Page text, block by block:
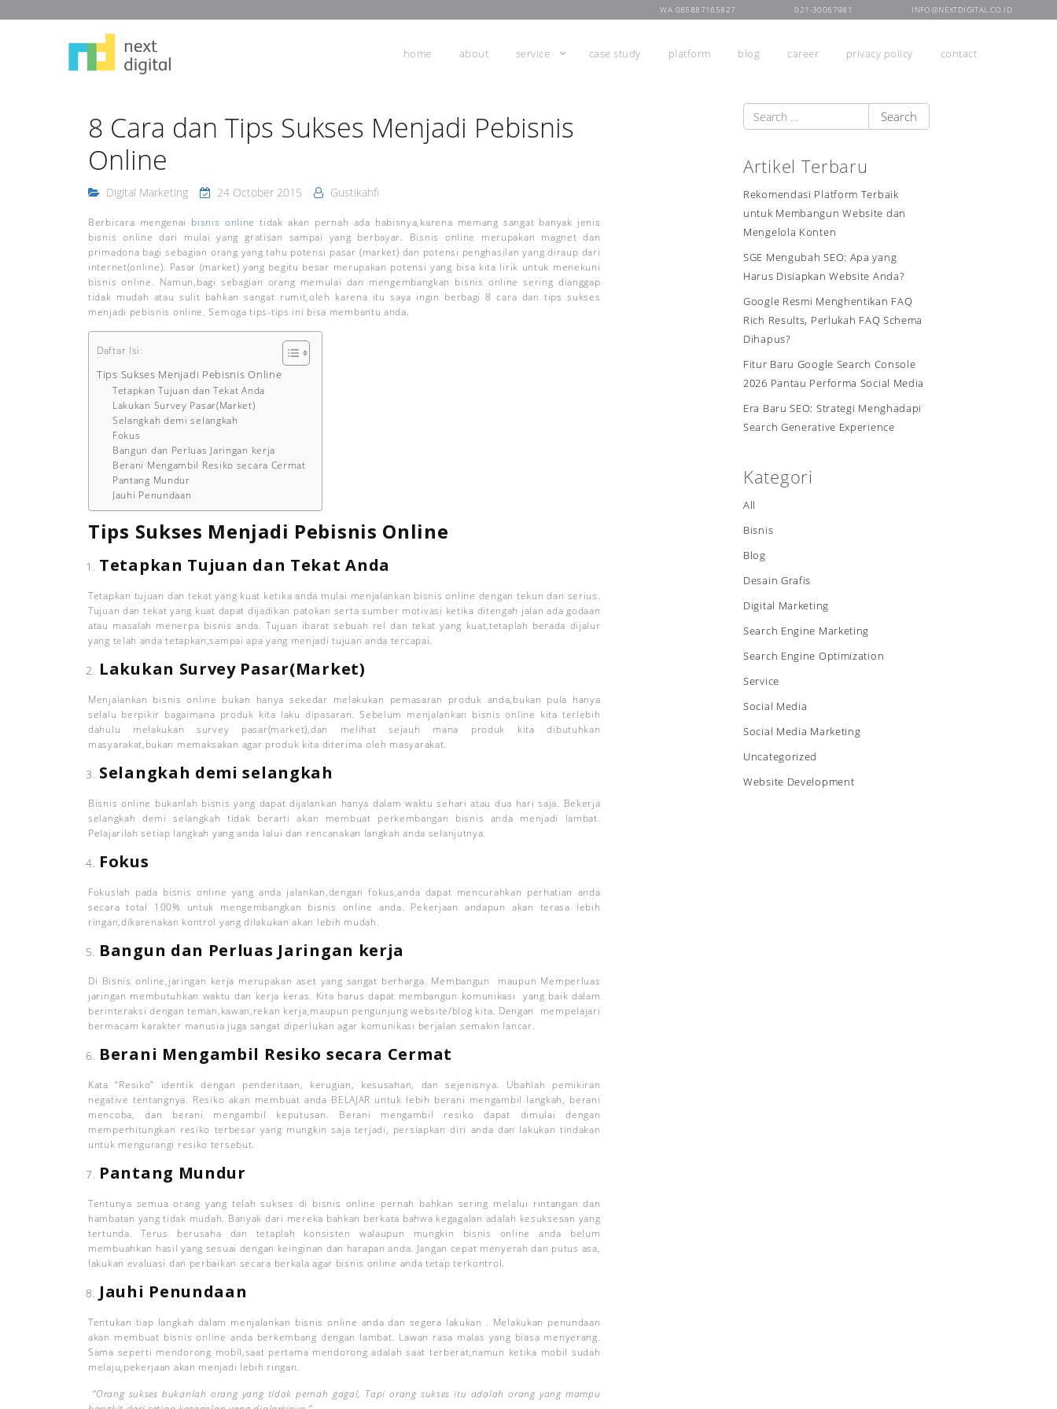
INFO@NEXTDIGITAL.CO.ID
021-30067981
WA 085887165827
home about service case study platform blog career privacy policy contact
8 Cara dan Tips Sukses Menjadi Pebisnis
Online
Digital Marketing 24 October 2015 Gustikahfi
Berbicara mengenai bisnis online tidak akan pernah ada habisnya,karena memang sangat banyak jenis
bisnis online dari mulai yang gratisan sampai yang berbayar. Bisnis online merupakan magnet dan
primadona bagi sebagian orang yang tahu potensi pasar (market) dan potensi penghasilan yang diraup dari
internet(online). Pasar (market) yang begitu besar merupakan potensi yang bisa kita lirik untuk menekuni
bisnis online. Namun,bagi sebagian orang memulai dan mengembangkan bisnis online sering dianggap
tidak mudah atau sulit bahkan sangat rumit,oleh karena itu saya ingin berbagi 8 cara dan tips sukses
menjadi pebisnis online. Semoga tips-tips ini bisa membantu anda.
Daftar Isi:
Tips Sukses Menjadi Pebisnis Online
Tetapkan Tujuan dan Tekat Anda
Lakukan Survey Pasar(Market)
Selangkah demi selangkah
Fokus
Bangun dan Perluas Jaringan kerja
Berani Mengambil Resiko secara Cermat
Pantang Mundur
Jauhi Penundaan
Tips Sukses Menjadi Pebisnis Online
Tetapkan Tujuan dan Tekat Anda
Tetapkan tujuan dan tekat yang kuat ketika anda mulai menjalankan bisnis online dengan tekun dan serius.
Tujuan dan tekat yang kuat dapat dijadikan patokan serta sumber motivasi ketika ditengah jalan ada godaan
atau masalah menerpa bisnis anda. Tujuan ibarat sebuah rel dan tekat yang kuat,tetaplah berada dijalur
yang telah anda tetapkan,sampai apa yang menjadi tujuan anda tercapai.
Lakukan Survey Pasar(Market)
Menjalankan bisnis online bukan hanya sekedar melakukan pemasaran produk anda,bukan pula hanya
selalu berpikir bagaimana produk kita laku dipasaran. Sebelum menjalankan bisnis online kita terlebih
dahulu melakukan survey pasar(market),dan melihat sejauh mana produk kita dibutuhkan
masyarakat,bukan memaksakan agar produk kita diterima oleh masyarakat.
Selangkah demi selangkah
Bisnis online bukanlah bisnis yang dapat dijalankan hanya dalam waktu sehari atau dua hari saja. Bekerja
selangkah demi selangkah tidak berarti akan membuat perkembangan bisnis anda menjadi lambat.
Pelajarilah setiap langkah yang anda lalui dan rencanakan langkah anda selanjutnya.
Fokus
Fokuslah pada bisnis online yang anda jalankan,dengan fokus,anda dapat mencurahkan perhatian anda
secara total 100% untuk mengembangkan bisnis online anda. Pekerjaan andapun akan terasa lebih
ringan,dikarenakan kontrol yang dilakukan akan lebih mudah.
Bangun dan Perluas Jaringan kerja
Di Bisnis online,jaringan kerja merupakan aset yang sangat berharga. Membangun maupun Memperluas
jaringan membutuhkan waktu dan kerja keras. Kita harus dapat membangun komunikasi yang baik dalam
berinteraksi dengan teman,kawan,rekan kerja,maupun pengunjung website/blog kita. Dengan mempelajari
bermacam karakter manusia juga sangat diperlukan agar komunikasi berjalan semakin lancar.
Berani Mengambil Resiko secara Cermat
Kata “Resiko” identik dengan penderitaan, kerugian, kesusahan, dan sejenisnya. Ubahlah pemikiran
negative tentangnya. Resiko akan membuat anda BELAJAR untuk lebih berani mengambil langkah, berani
mencoba, dan berani mengambil keputusan. Berani mengambil resiko dapat dimulai dengan
memperhitungkan resiko terbesar yang mungkin saja terjadi, persiapkan diri anda dan lakukan tindakan
untuk mengurangi resiko tersebut.
Pantang Mundur
Tentunya semua orang yang telah sukses di bisnis online pernah bahkan sering melalui rintangan dan
hambatan yang tidak mudah. Banyak dari mereka bahkan berkata bahwa kegagalan adalah kesuksesan yang
tertunda. Terus berusaha dan tetaplah konsisten walaupun mungkin bisnis online anda belum
membuahkan hasil yang sesuai dengan keinginan dan harapan anda. Jangan cepat menyerah dan putus asa,
lakukan evaluasi dan perbaikan secara berkala agar bisnis online anda tetap terkontrol.
Jauhi Penundaan
Tentukan tiap langkah dalam menjalankan bisnis online anda dan segera lakukan . Melakukan penundaan
akan membuat bisnis online anda berkembang dengan lambat. Lawan rasa malas yang biasa menyerang.
Sama seperti mendorong mobil,saat pertama mendorong adalah saat terberat,namun ketika mobil sudah
melaju,pekerjaan akan menjadi lebih ringan.
“Orang sukses bukanlah orang yang tidak pernah gagal, Tapi orang sukses itu adalah orang yang mampu
Artikel Terbaru
Rekomendasi Platform Terbaik
untuk Membangun Website dan
Mengelola Konten
SGE Mengubah SEO: Apa yang
Harus Disiapkan Website Anda?
Google Resmi Menghentikan FAQ
Rich Results, Perlukah FAQ Schema
Dihapus?
Fitur Baru Google Search Console
2026 Pantau Performa Social Media
Era Baru SEO: Strategi Menghadapi
Search Generative Experience
Kategori
All
Bisnis
Blog
Desain Grafis
Digital Marketing
Search Engine Marketing
Search Engine Optimization
Service
Social Media
Social Media Marketing
Uncategorized
Website Development